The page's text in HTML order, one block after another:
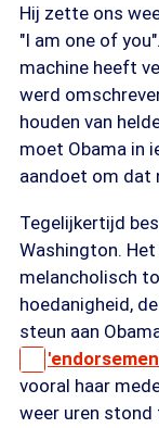
Hij zette ons
"I am one of
machine heeft
werd
houden van
moet Obama in
aandoet om dat
Tegelijkertijd
Washington.
melancholisch
hoedanigheid,
steun aan
vooral haar
weer uren stond